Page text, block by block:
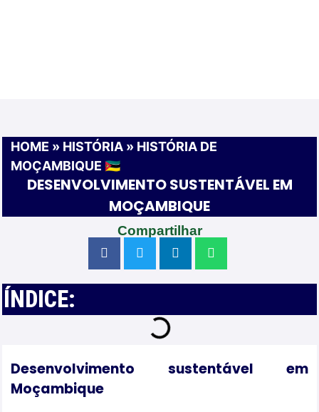
HOME » HISTÓRIA » HISTÓRIA DE
MOÇAMBIQUE 🇲🇿
DESENVOLVIMENTO SUSTENTÁVEL EM
MOÇAMBIQUE
Compartilhar
ÍNDICE:
Desenvolvimento sustentável em
Moçambique